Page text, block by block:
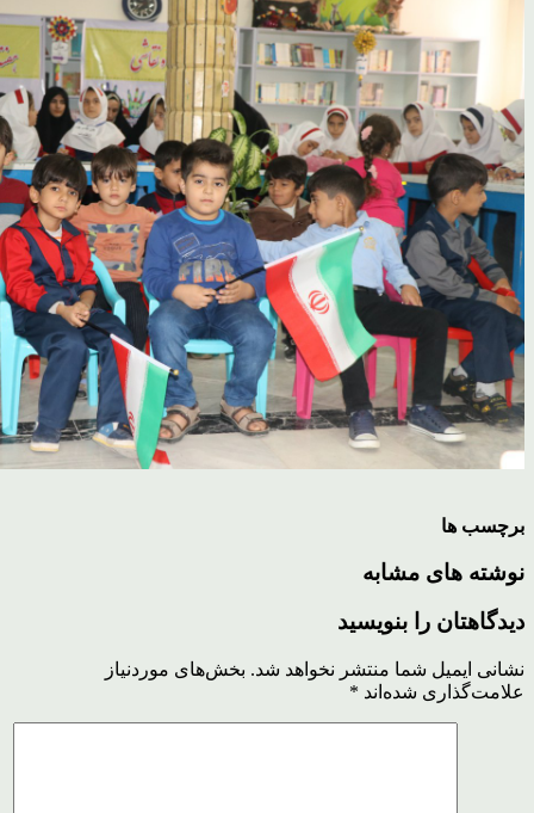
برچسب ها
نوشته های مشابه
دیدگاهتان را بنویسید
نشانی ایمیل شما منتشر نخواهد شد. بخش‌های موردنیاز
علامت‌گذاری شده‌اند *